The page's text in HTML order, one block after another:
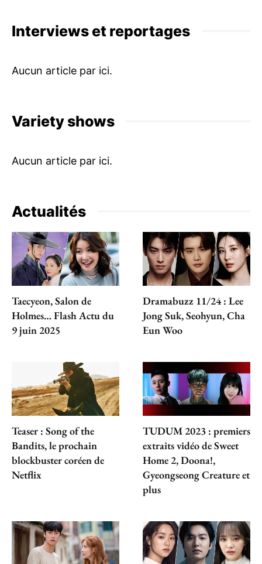
Interviews et reportages
Variety shows
Actualités
Taecyeon, Salon de
Holmes… Flash Actu du
9 juin 2025
Dramabuzz 11/24 : Lee
Jong Suk, Seohyun, Cha
Eun Woo
Teaser : Song of the
Bandits, le prochain
blockbuster coréen de
Netflix
TUDUM 2023 : premiers
extraits vidéo de Sweet
Home 2, Doona!,
Gyeongseong Creature et
plus